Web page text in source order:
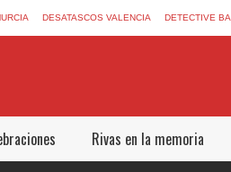
DESATASCOS VALENCIA DETECTIVE
Rivas en la memoria